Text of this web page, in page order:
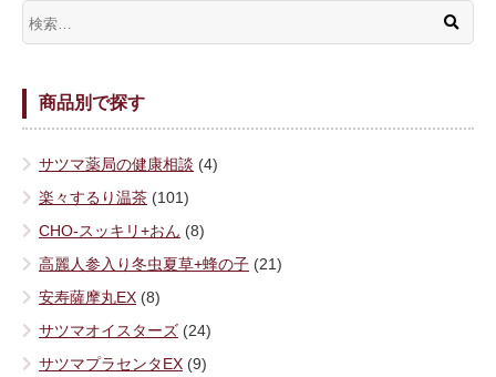
商品別で探す
サツマ薬局の健康相談 (4)
楽々するり温茶 (101)
CHO-スッキリ+おん (8)
高麗人参入り冬虫夏草+蜂の子 (21)
安寿薩摩丸EX (8)
サツマオイスターズ (24)
サツマプラセンタEX (9)